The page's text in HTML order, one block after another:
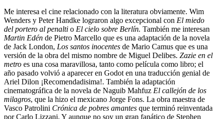
Me interesa el cine relacionado con la literatura obviamente. Wim
Wenders y Peter Handke lograron algo excepcional con El miedo
del portero al penalti o El cielo sobre Berlín. También me interesan
Martin Edén de Pietro Marcello que es una adaptación de la novela
de Jack London, Los santos inocentes de Mario Camus que es una
versión de la obra del mismo nombre de Miguel Delibes. Zazie en el
metro es una cosa maravillosa, tanto como película como libro; el
año pasado volvió a aparecer en Godot en una traducción genial de
Ariel Dilon ¡Recomendadisima!. También la adaptación
cinematográfica de la novela de Naguib Mahfuz El callejón de los
milagros, que la hizo el mexicano Jorge Fons. La obra maestra de
Vasco Patrolini Crónica de pobres amantes que terminó reinventada
por Carlo Lizzani. Y aunque no soy un gran fanático de Stephen